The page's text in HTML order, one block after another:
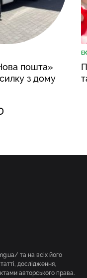
пошта»
з дому
та на всіх його
дослідження,
авторського права.